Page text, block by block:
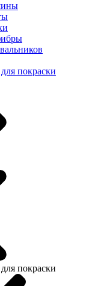
покраски
покраски